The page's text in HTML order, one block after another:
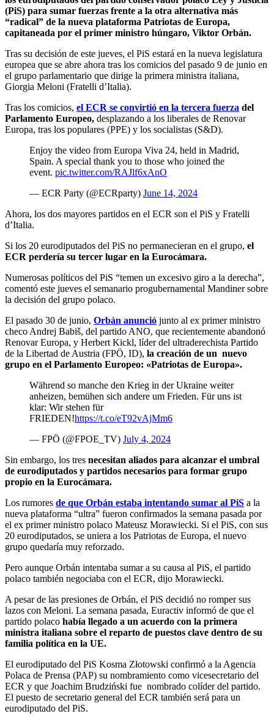
(PiS) para sumar fuerzas frente a la otra alternativa más
“radical” de la nueva plataforma Patriotas de Europa,
capitaneada por el primer ministro húngaro, Viktor Orbán.
Tras su decisión de este jueves, el PiS estará en la nueva legislatura
europea que se abre ahora tras los comicios del pasado 9 de junio en
el grupo parlamentario que dirige la primera ministra italiana,
Giorgia Meloni (Fratelli d’Italia).
Tras los comicios, el ECR se convirtió en la tercera fuerza del
Parlamento Europeo, desplazando a los liberales de Renovar
Europa, tras los populares (PPE) y los socialistas (S&D).
Enjoy the video from Europa Viva 24, held in Madrid,
Spain. A special thank you to those who joined the
event. pic.twitter.com/RAJlf6xAnO
— ECR Party (@ECRparty) June 14, 2024
Ahora, los dos mayores partidos en el ECR son el PiS y Fratelli
d’Italia.
Si los 20 eurodiputados del PiS no permanecieran en el grupo, el
ECR perdería su tercer lugar en la Eurocámara.
Numerosas políticos del PiS “temen un excesivo giro a la derecha”,
comentó este jueves el semanario progubernamental Mandiner sobre
la decisión del grupo polaco.
El pasado 30 de junio, Orbán anunció junto al ex primer ministro
checo Andrej Babiš, del partido ANO, que recientemente abandonó
Renovar Europa, y Herbert Kickl, líder del ultraderechista Partido
de la Libertad de Austria (FPÖ, ID), la creación de un nuevo
grupo en el Parlamento Europeo: «Patriotas de Europa».
Während so manche den Krieg in der Ukraine weiter
anheizen, bemühen sich andere um Frieden. Für uns ist
klar: Wir stehen für
FRIEDEN!https://t.co/eT92vAjMm6
— FPÖ (@FPOE_TV) July 4, 2024
Sin embargo, los tres necesitan aliados para alcanzar el umbral
de eurodiputados y partidos necesarios para formar grupo
propio en la Eurocámara.
Los rumores de que Orbán estaba intentando sumar al PiS a la
nueva plataforma “ultra” fueron confirmados la semana pasada por
el ex primer ministro polaco Mateusz Morawiecki. Si el PiS, con sus
20 eurodiputados, se uniera a los Patriotas de Europa, el nuevo
grupo quedaría muy reforzado.
Pero aunque Orbán intentaba sumar a su causa al PiS, el partido
polaco también negociaba con el ECR, dijo Morawiecki.
A pesar de las presiones de Orbán, el PiS decidió no romper sus
lazos con Meloni. La semana pasada, Euractiv informó de que el
partido polaco había llegado a un acuerdo con la primera
ministra italiana sobre el reparto de puestos clave dentro de su
familia política en la UE.
El eurodiputado del PiS Kosma Złotowski confirmó a la Agencia
Polaca de Prensa (PAP) su nombramiento como vicesecretario del
ECR y que Joachim Brudziński fue nombrado colíder del partido.
El puesto de secretario general del ECR también será para un
eurodiputado del PiS.